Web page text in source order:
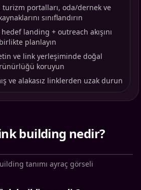
turizm portalları, oda/dernek ve
sınıflandırın
landing + outreach akışını
birlikte planlayın
ve link yerleşiminde doğal
koruyun
ve alakasız linklerden uzak durun
building nedir?
tanımı ayraç görseli